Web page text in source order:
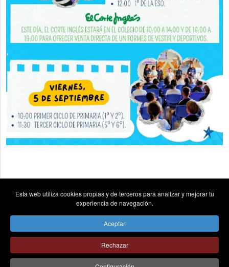
vpn_key place send
© Colegio la Asunción Ponferrada - Todos los derechos
Esta web utiliza cookies propias y de terceros para analizar y mejorar tu
experiencia de navegación.
Aceptar
Rechazar